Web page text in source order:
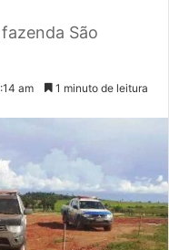
São
am 1 minuto de leitura